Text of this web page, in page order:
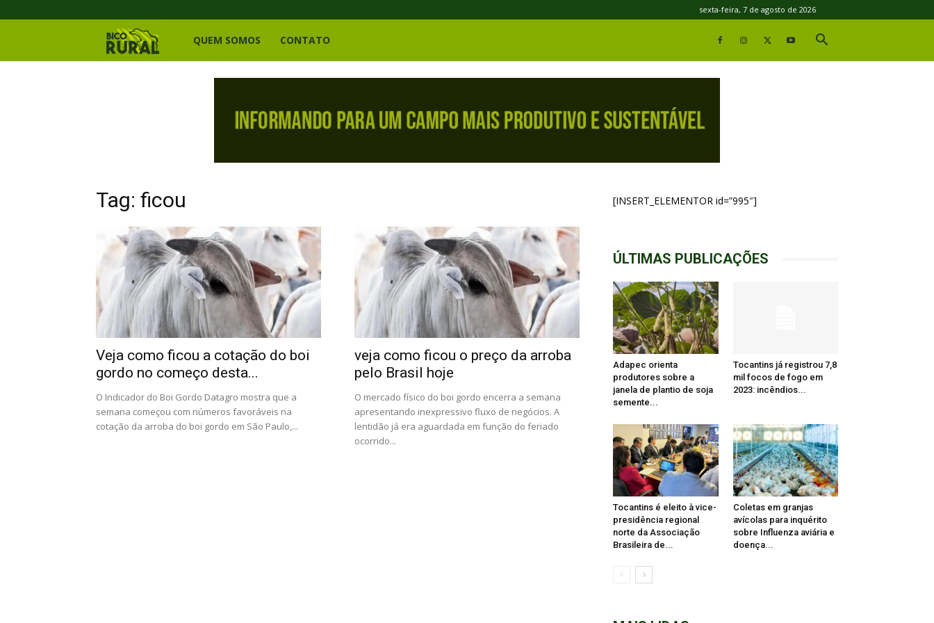
sexta-feira, 7 de agosto de 2026
Bico
QUEM SOMOS CONTATO
Tag: ficou
Veja como ficou a cotação do boi
gordo no começo desta...
O Indicador do Boi Gordo Datagro mostra que a
semana começou com números favoráveis na
cotação da arroba do boi gordo em São Paulo,...
veja como ficou o preço da arroba
pelo Brasil hoje
O mercado físico do boi gordo encerra a semana
apresentando inexpressivo fluxo de negócios. A
lentidão já era aguardada em função do feriado
ocorrido...
[INSERT_ELEMENTOR id=”995″]
ÚLTIMAS PUBLICAÇÕES
Adapec orienta
produtores sobre a
janela de plantio de soja
semente...
Tocantins já registrou 7,8
mil focos de fogo em
2023: incêndios...
Tocantins é eleito à vice-
presidência regional
norte da Associação
Brasileira de...
Coletas em granjas
avícolas para inquérito
sobre Influenza aviária e
doença...